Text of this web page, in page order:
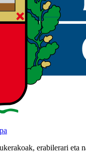
erabilerari